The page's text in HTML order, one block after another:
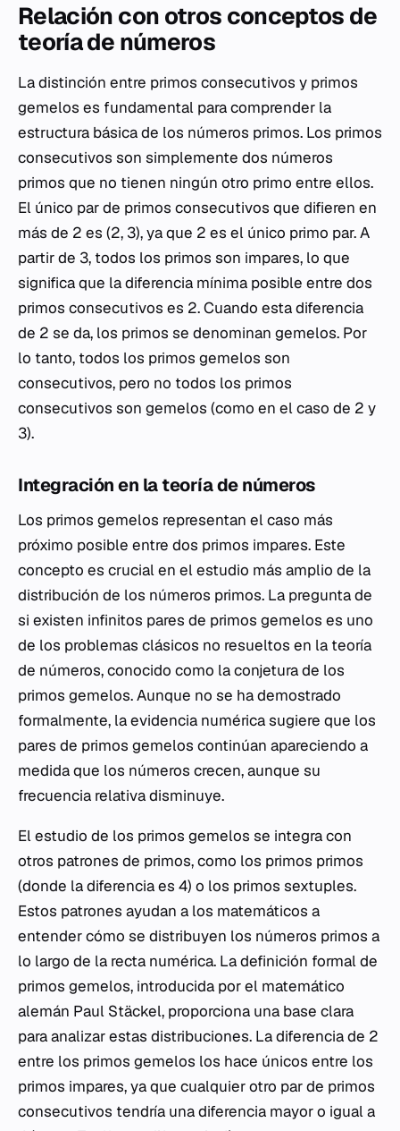
Relación con otros conceptos de
teoría de números
La distinción entre primos consecutivos y primos
gemelos es fundamental para comprender la
estructura básica de los números primos. Los primos
consecutivos son simplemente dos números
primos que no tienen ningún otro primo entre ellos.
El único par de primos consecutivos que difieren en
más de 2 es (2, 3), ya que 2 es el único primo par. A
partir de 3, todos los primos son impares, lo que
significa que la diferencia mínima posible entre dos
primos consecutivos es 2. Cuando esta diferencia
de 2 se da, los primos se denominan gemelos. Por
lo tanto, todos los primos gemelos son
consecutivos, pero no todos los primos
consecutivos son gemelos (como en el caso de 2 y
3).
Integración en la teoría de números
Los primos gemelos representan el caso más
próximo posible entre dos primos impares. Este
concepto es crucial en el estudio más amplio de la
distribución de los números primos. La pregunta de
si existen infinitos pares de primos gemelos es uno
de los problemas clásicos no resueltos en la teoría
de números, conocido como la conjetura de los
primos gemelos. Aunque no se ha demostrado
formalmente, la evidencia numérica sugiere que los
pares de primos gemelos continúan apareciendo a
medida que los números crecen, aunque su
frecuencia relativa disminuye.
El estudio de los primos gemelos se integra con
otros patrones de primos, como los primos primos
(donde la diferencia es 4) o los primos sextuples.
Estos patrones ayudan a los matemáticos a
entender cómo se distribuyen los números primos a
lo largo de la recta numérica. La definición formal de
primos gemelos, introducida por el matemático
alemán Paul Stäckel, proporciona una base clara
para analizar estas distribuciones. La diferencia de 2
entre los primos gemelos los hace únicos entre los
primos impares, ya que cualquier otro par de primos
consecutivos tendría una diferencia mayor o igual a